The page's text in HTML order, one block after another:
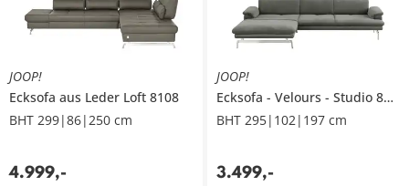
JOOP!
Ecksofa aus Leder Loft 8108
BHT 299|86|250 cm
4.999,-
JOOP!
Ecksofa
Velours
Studio 8153
BHT 295|102|197 cm
3.499,-